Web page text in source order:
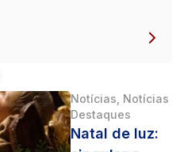
Notícias Notícias
Destaques
Natal de luz: